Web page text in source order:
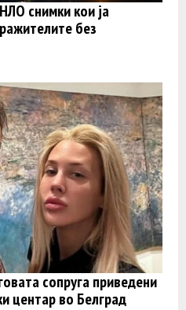
снимки кои ја
без
сопруга приведени
центар во Белград